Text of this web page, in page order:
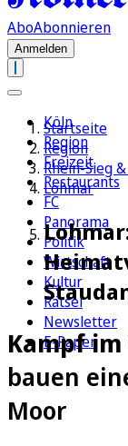
AboAbonnieren
Anmelden
Köln
Region
Freizeit
Restaurants
FC
Panorama
Politik
Wirtschaft
Kultur
Rätsel
Newsletter
E-Paper
Startseite
Region
Rhein-Sieg
Lohmar
Kampf im
bauen
Moor